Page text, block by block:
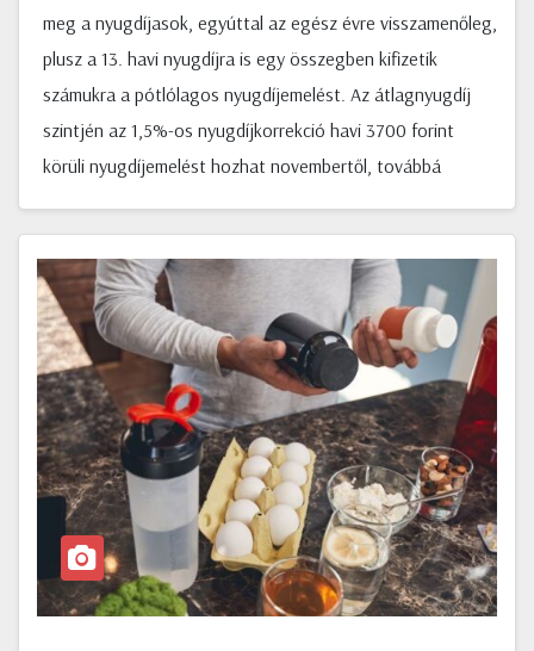
meg a nyugdíjasok, egyúttal az egész évre visszamenőleg,
plusz a 13. havi nyugdíjra is egy összegben kifizetik
számukra a pótlólagos nyugdíjemelést. Az átlagnyugdíj
szintjén az 1,5%-os nyugdíjkorrekció havi 3700 forint
körüli nyugdíjemelést hozhat novembertől, továbbá